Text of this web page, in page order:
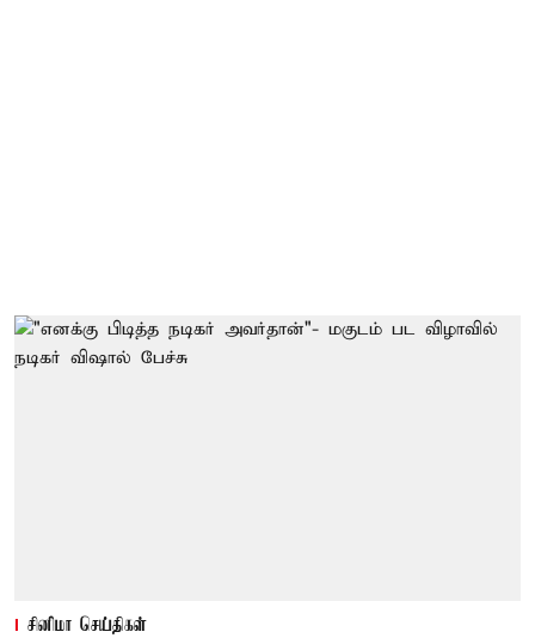
சினிமா செய்திகள்